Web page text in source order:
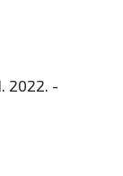
2022. -